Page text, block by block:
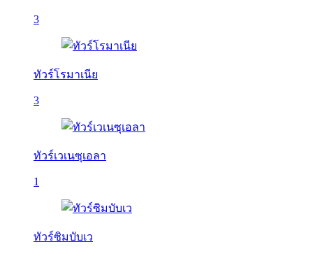
3
ทัวร์โรมาเนีย
3
ทัวร์เวเนซุเอลา
1
ทัวร์ซิมบับเว